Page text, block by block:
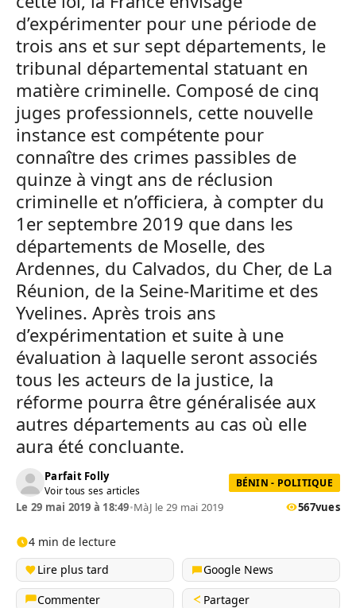
d’expérimenter pour une période de
trois ans et sur sept départements, le
tribunal départemental statuant en
matière criminelle. Composé de cinq
juges professionnels, cette nouvelle
instance est compétente pour
connaître des crimes passibles de
quinze à vingt ans de réclusion
criminelle et n’officiera, à compter du
1er septembre 2019 que dans les
départements de Moselle, des
Ardennes, du Calvados, du Cher, de La
Réunion, de la Seine-Maritime et des
Yvelines. Après trois ans
d’expérimentation et suite à une
évaluation à laquelle seront associés
tous les acteurs de la justice, la
réforme pourra être généralisée aux
autres départements au cas où elle
aura été concluante.
Parfait Folly
Voir tous ses articles
BÉNIN - POLITIQUE
Le 29 mai 2019 à 18:49•MàJ le 29 mai 2019 567vues
4 min de lecture
Lire plus tard
Google News
Commenter
Partager